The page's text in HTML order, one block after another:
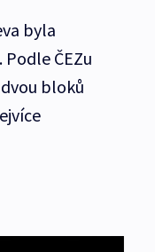
byla
ČEZu
bloků